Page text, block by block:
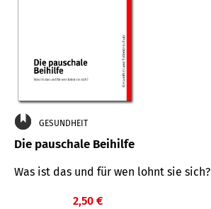
GESUNDHEIT
Die pauschale Beihilfe
Was ist das und für wen lohnt sie sich?
2,50 €